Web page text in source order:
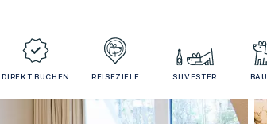
DIREKT BUCHEN REISEZIELE SILVESTER